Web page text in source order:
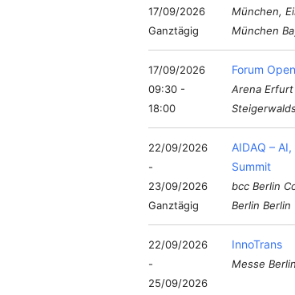
17/09/2026
Ganztägig
München,
München
17/09/2026
09:30 -
18:00
Forum
Arena Erfurt
22/09/2026
-
23/09/2026
Ganztägig
AIDAQ –
Summit
bcc Berlin
Berlin Berlin
22/09/2026
-
25/09/2026
InnoTrans
Messe